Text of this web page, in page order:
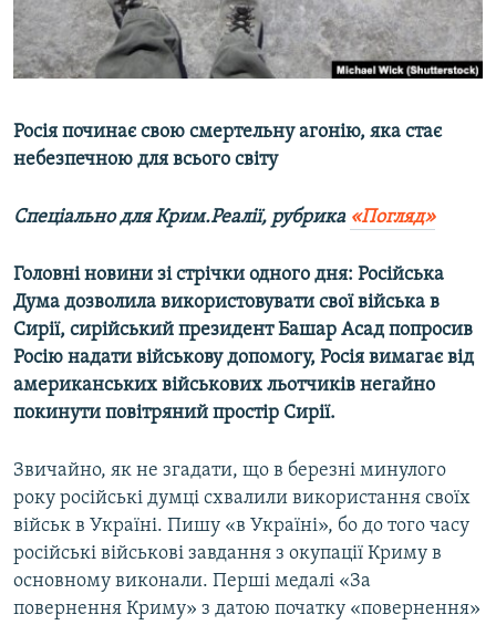
ВІДЕОУРОКИ «ELIFBE»
СВІДЧЕННЯ ОКУПАЦІЇ
ІНФОГРАФІКА
Русский
Qırımtatar
ДОЛУЧАЙСЯ!
Росія починає свою смертельну агонію, яка стає
небезпечною для всього світу
Спеціально для Крим.Реалії, рубрика «Погляд»
Головні новини зі стрічки одного дня: Російська
Дума дозволила використовувати свої війська в
Сирії, сирійський президент Башар Асад попросив
Росію надати військову допомогу, Росія вимагає від
американських військових льотчиків негайно
покинути повітряний простір Сирії.
Звичайно, як не згадати, що в березні минулого
року російські думці схвалили використання своїх
військ в Україні. Пишу «в Україні», бо до того часу
російські військові завдання з окупації Криму в
основному виконали. Перші медалі «За
повернення Криму» з датою початку «повернення»